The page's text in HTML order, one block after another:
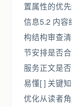
置属性的优
信息5.2 内容
构结构审查
节安排是否
服务正文是
易懂[ ] 关键
优化从读者